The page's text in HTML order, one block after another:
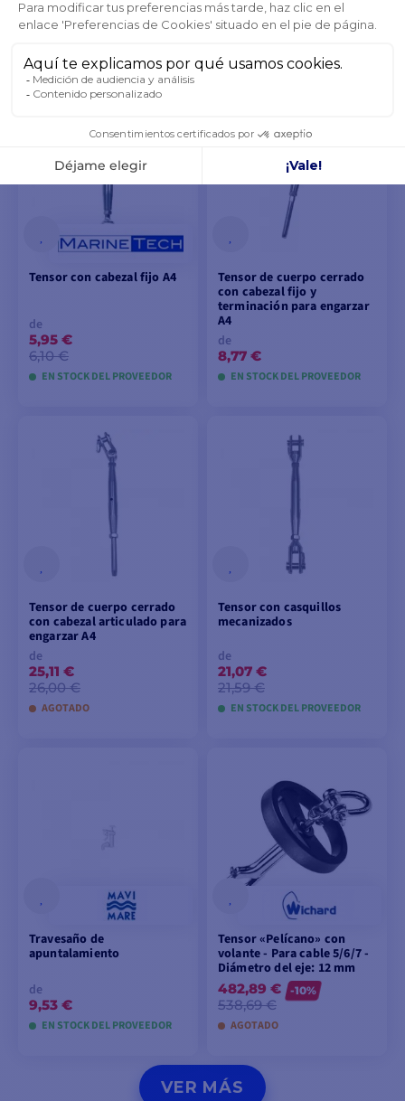
8,97 €
9,17 €
Tensor con cabezal fijo A4
de
5,95 €
6,10 €
EN STOCK DEL PROVEEDOR
VER MODELOS
Tensor de cuerpo cerrado
con cabezal fijo y
terminación para engarzar
A4
de
8,77 €
EN STOCK DEL PROVEEDOR
VER MODELOS
Tensor de cuerpo cerrado
con cabezal articulado para
engarzar A4
de
25,11 €
26,00 €
AGOTADO
Tensor con casquillos
mecanizados
de
21,07 €
21,59 €
EN STOCK DEL PROVEEDOR
Travesaño de
apuntalamiento
de
9,53 €
EN STOCK DEL PROVEEDOR
VER MODELOS
Tensor «Pelícano» con
volante - Para cable 5/6/7 -
Diámetro del eje: 12 mm
482,89 €
538,69 €
-10%
AGOTADO
AÑADIR A LA CESTA
VER MÁS